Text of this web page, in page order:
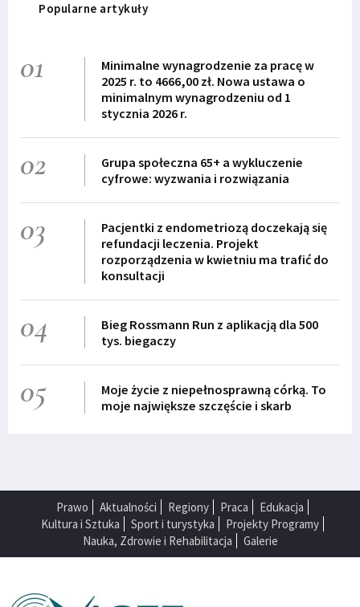
Popularne artykuły
01
Minimalne wynagrodzenie za pracę w
2025 r. to 4666,00 zł. Nowa ustawa o
minimalnym wynagrodzeniu od 1
stycznia 2026 r.
02
Grupa społeczna 65+ a wykluczenie
cyfrowe: wyzwania i rozwiązania
03
Pacjentki z endometriozą doczekają się
refundacji leczenia. Projekt
rozporządzenia w kwietniu ma trafić do
konsultacji
04
Bieg Rossmann Run z aplikacją dla 500
tys. biegaczy
05
Moje życie z niepełnosprawną córką. To
moje największe szczęście i skarb
Prawo Aktualności Regiony Praca
Edukacja
Kultura i Sztuka
Sport i turystyka
Projekty Programy
Nauka, Zdrowie i Rehabilitacja
Galerie